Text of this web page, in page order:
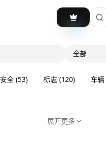
全部
安全 (53) 标志 (120) 车辆
展开更多